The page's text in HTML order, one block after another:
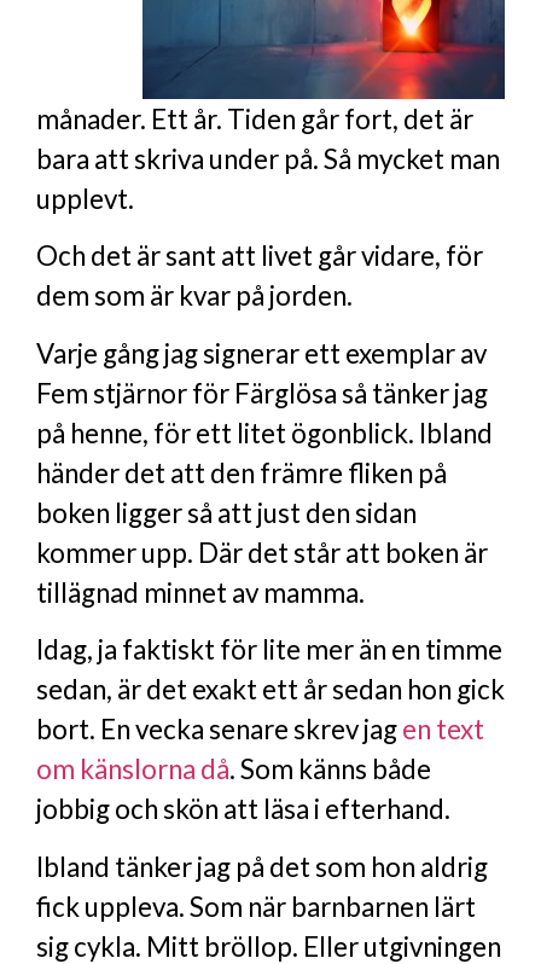
månader. Ett år. Tiden går fort, det är
bara att skriva under på. Så mycket man
upplevt.
Och det är sant att livet går vidare, för
dem som är kvar på jorden.
Varje gång jag signerar ett exemplar av
Fem stjärnor för Färglösa så tänker jag
på henne, för ett litet ögonblick. Ibland
händer det att den främre fliken på
boken ligger så att just den sidan
kommer upp. Där det står att boken är
tillägnad minnet av mamma.
Idag, ja faktiskt för lite mer än en timme
sedan, är det exakt ett år sedan hon gick
bort. En vecka senare skrev jagen text
om känslorna då. Som känns både
jobbig och skön att läsa i efterhand.
Ibland tänker jag på det som hon aldrig
fick uppleva. Som när barnbarnen lärt
sig cykla. Mitt bröllop. Eller utgivningen